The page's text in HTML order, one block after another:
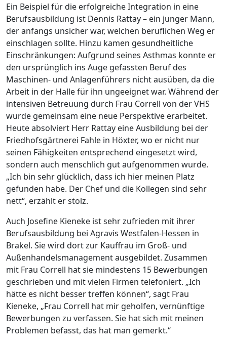
Ein Beispiel für die erfolgreiche Integration in eine
Berufsausbildung ist Dennis Rattay – ein junger Mann,
der anfangs unsicher war, welchen beruflichen Weg er
einschlagen sollte. Hinzu kamen gesundheitliche
Einschränkungen: Aufgrund seines Asthmas konnte er
den ursprünglich ins Auge gefassten Beruf des
Maschinen- und Anlagenführers nicht ausüben, da die
Arbeit in der Halle für ihn ungeeignet war. Während der
intensiven Betreuung durch Frau Correll von der VHS
wurde gemeinsam eine neue Perspektive erarbeitet.
Heute absolviert Herr Rattay eine Ausbildung bei der
Friedhofsgärtnerei Fahle in Höxter, wo er nicht nur
seinen Fähigkeiten entsprechend eingesetzt wird,
sondern auch menschlich gut aufgenommen wurde.
„Ich bin sehr glücklich, dass ich hier meinen Platz
gefunden habe. Der Chef und die Kollegen sind sehr
nett“, erzählt er stolz.
Auch Josefine Kieneke ist sehr zufrieden mit ihrer
Berufsausbildung bei Agravis Westfalen-Hessen in
Brakel. Sie wird dort zur Kauffrau im Groß- und
Außenhandelsmanagement ausgebildet. Zusammen
mit Frau Correll hat sie mindestens 15 Bewerbungen
geschrieben und mit vielen Firmen telefoniert. „Ich
hätte es nicht besser treffen können“, sagt Frau
Kieneke, „Frau Correll hat mir geholfen, vernünftige
Bewerbungen zu verfassen. Sie hat sich mit meinen
Problemen befasst, das hat man gemerkt.“